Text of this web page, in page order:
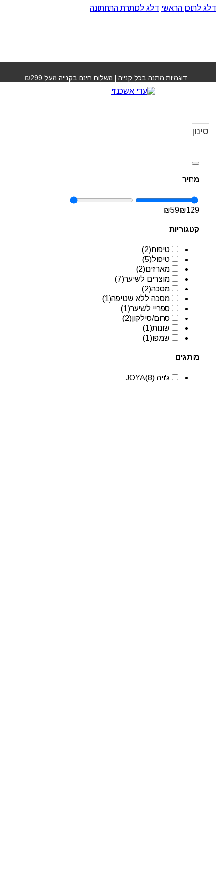
דלג לתוכן הראשי דלג לכותרת התחתונה
דוגמיות מתנה בכל קנייה | משלוח חינם בקנייה מעל ₪299
ג'ויה JOYA
סינון
מחיר
₪59₪129
קטגוריות
טיפוח(2)
טיפול(5)
מארזים(2)
מוצרים לשיער(7)
מסכה(2)
מסכה ללא שטיפה(1)
ספריי לשיער(1)
סרום/סילקון(2)
שונות(1)
שמפו(1)
מותגים
ג'ויה JOYA(8)